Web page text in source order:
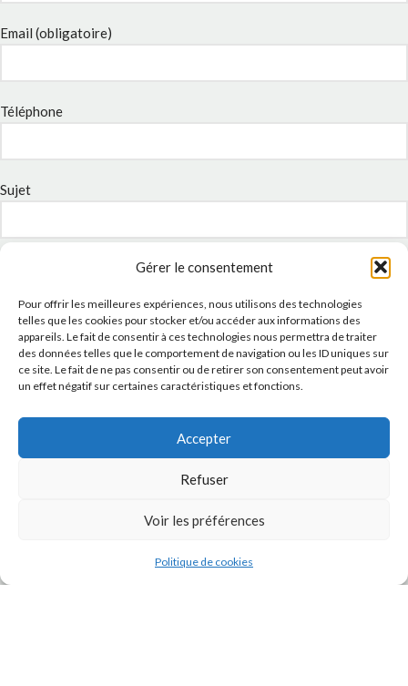
Gérer le consentement
Pour offrir les meilleures expériences, nous utilisons des technologies
telles que les cookies pour stocker et/ou accéder aux informations des
appareils. Le fait de consentir à ces technologies nous permettra de traiter
des données telles que le comportement de navigation ou les ID uniques sur
ce site. Le fait de ne pas consentir ou de retirer son consentement peut avoir
un effet négatif sur certaines caractéristiques et fonctions.
Accepter
Refuser
Voir les préférences
Politique de cookies
Email (obligatoire)
Téléphone
Sujet
Politique de confidentialité